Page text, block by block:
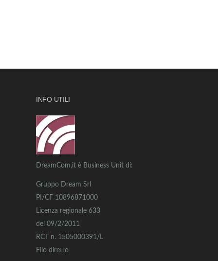
INFO UTILI
DreamCom,it è Business Unit di:
Gruppo Dream Srl
PI/CF 10896871000
Licenza regionale 633
del 09/2/2011
RCT n. 1505000391/L
Filo diretto